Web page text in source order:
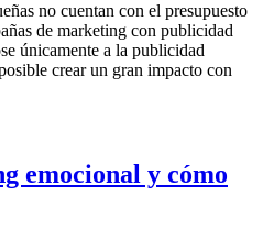
no cuentan con el presupuesto
de marketing con publicidad
únicamente a la publicidad
crear un gran impacto con
emocional y cómo